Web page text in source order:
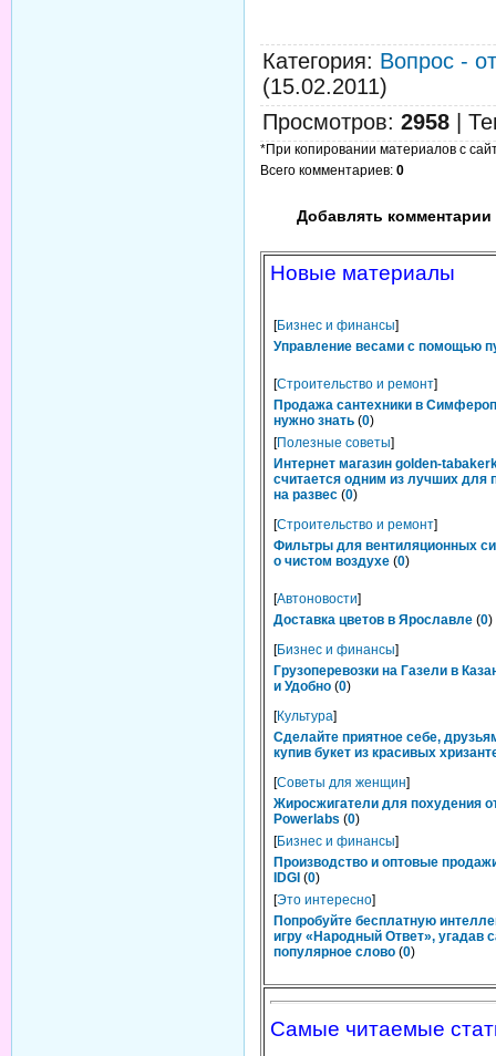
Категория: Вопрос -
(15.02.2011)
Просмотров: 2958
*При копировании материалов с
Всего комментариев: 0
Добавлять комментарии
Новые материалы
[Бизнес и финансы]
Управление весами с помощью
[Строительство и ремонт]
Продажа сантехники в
нужно знать (0)
[Полезные советы]
Интернет магазин golden-
считается одним из лучших для
на развес (0)
[Строительство и ремонт]
Фильтры для вентиляционных
о чистом воздухе (0)
[Автоновости]
Доставка цветов в Ярославле (0)
[Бизнес и финансы]
Грузоперевозки на Газели в
и Удобно (0)
[Культура]
Сделайте приятное себе,
купив букет из красивых
[Советы для женщин]
Жиросжигатели для похудения
Powerlabs (0)
[Бизнес и финансы]
Производство и оптовые
IDGI (0)
[Это интересно]
Попробуйте бесплатную
игру «Народный Ответ», угадав
популярное слово (0)
Самые читаемые